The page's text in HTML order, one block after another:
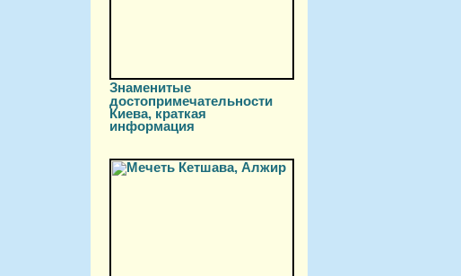
Знаменитые
достопримечательности
Киева, краткая
информация